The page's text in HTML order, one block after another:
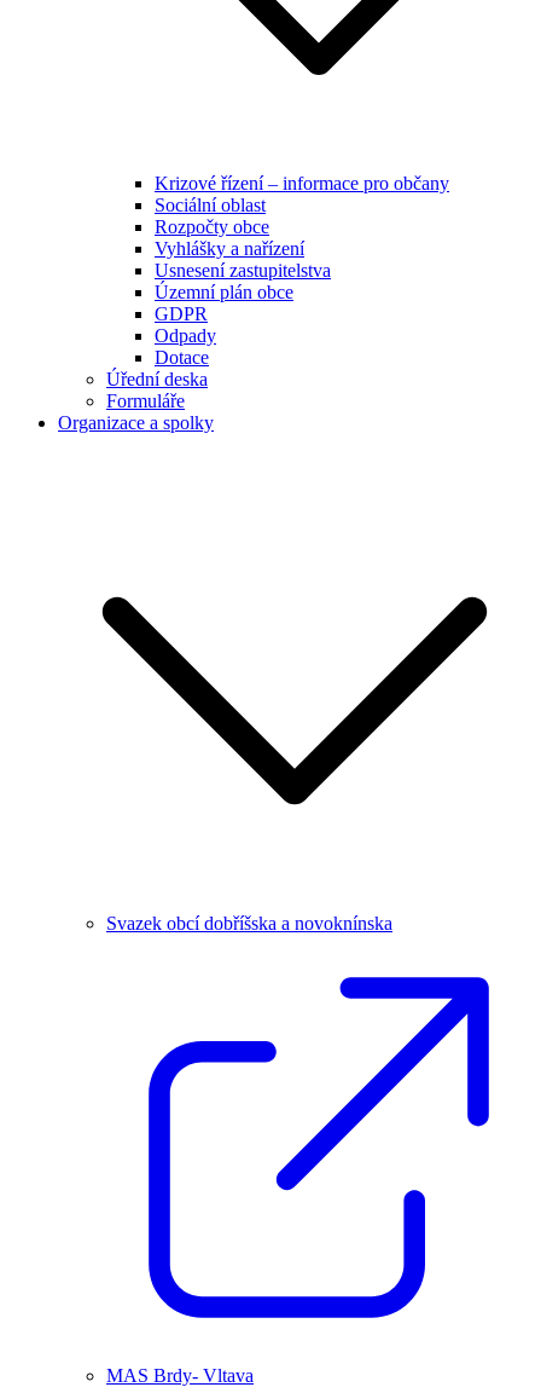
Krizové řízení – informace pro občany
Sociální oblast
Rozpočty obce
Vyhlášky a nařízení
Usnesení zastupitelstva
Územní plán obce
GDPR
Odpady
Dotace
Úřední deska
Formuláře
Organizace a spolky
Svazek obcí dobříšska a novoknínska
MAS Brdy- Vltava